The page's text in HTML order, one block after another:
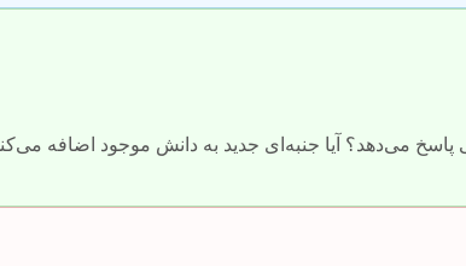
می‌دهد؟ آیا جنبه‌ای جدید به دانش موجود اضافه